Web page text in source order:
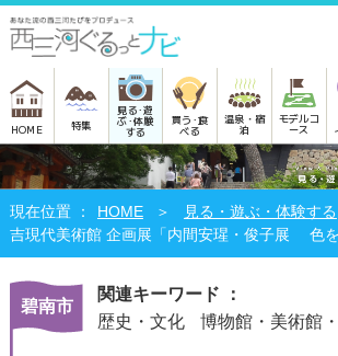
HOME 特集
見る･遊
ぶ･体験
する
買う･食
べる
温泉・宿
泊
モデルコ
ース
HOME 見る・遊ぶ・体験する
吉現代美術館 企画展「内間安瑆・俊子展 色を
碧南市
関連キーワード ：
歴史・文化
博物館・美術館